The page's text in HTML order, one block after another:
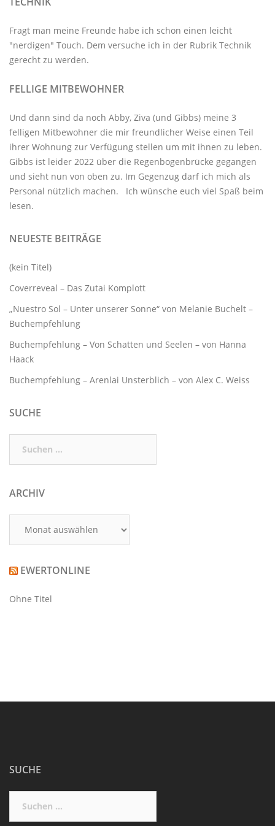
Fragt man meine Freunde habe ich schon einen leicht
"nerdigen" Touch. Dem versuche ich in der Rubrik Technik
gerecht zu werden.
FELLIGE MITBEWOHNER
Und dann sind da noch Abby, Ziva (und Gibbs) meine 3
felligen Mitbewohner die mir freundlicher Weise einen Teil
ihrer Wohnung zur Verfügung stellen um mit ihnen zu leben.
Gibbs ist leider 2022 über die Regenbogenbrücke gegangen
und sieht nun von oben zu. Im Gegenzug darf ich mich als
Personal nützlich machen. Ich wünsche euch viel Spaß beim
lesen.
NEUESTE BEITRÄGE
(kein Titel)
Coverreveal – Das Zutai Komplott
„Nuestro Sol – Unter unserer Sonne“ von Melanie Buchelt –
Buchempfehlung
Buchempfehlung – Von Schatten und Seelen – von Hanna
Haack
Buchempfehlung – Arenlai Unsterblich – von Alex C. Weiss
SUCHE
nach:
ARCHIV
EWERTONLINE
Ohne Titel
SUCHE
nach: